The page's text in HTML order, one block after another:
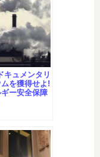
キュメンタリ
を獲得せよ!
ー安全保障